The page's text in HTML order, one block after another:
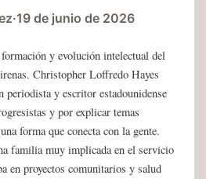
·19 de junio de 2026
y evolución intelectual del
Christopher Loffredo Hayes
y escritor estadounidense
y por explicar temas
forma que conecta con la gente.
familia muy implicada en el servicio
en proyectos comunitarios y salud